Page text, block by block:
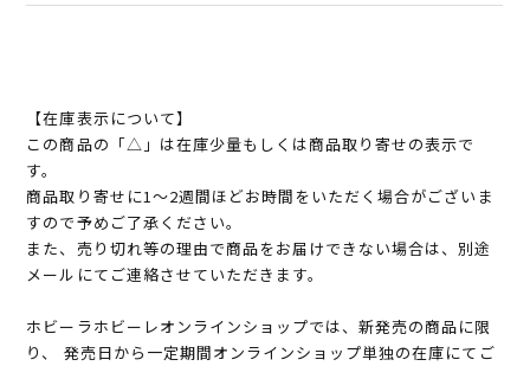
【在庫表示について】
この商品の「△」は在庫少量もしくは商品取り寄せの表示で
す。
商品取り寄せに1～2週間ほどお時間をいただく場合がございま
すので予めご了承ください。
また、売り切れ等の理由で商品をお届けできない場合は、別途
メールにてご連絡させていただきます。
ホビーラホビーレオンラインショップでは、新発売の商品に限
り、 発売日から一定期間オンラインショップ単独の在庫にてご